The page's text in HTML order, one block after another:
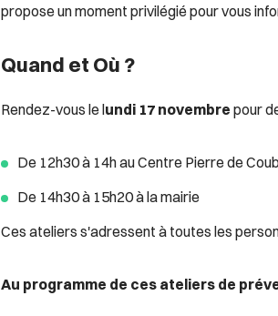
propose un moment privilégié pour vous
Quand et Où ?
Rendez-vous le lundi 17 novembre pour
De 12h30 à 14h au Centre Pierre de
De 14h30 à 15h20 à la mairie
Ces ateliers s'adressent à toutes les
Au programme de ces ateliers de